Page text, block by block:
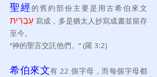
聖經 的舊約部份主要是用古希伯來文
עִבְרִית 寫成， 多是猶太人抄寫成書並留存
至今。
“神的聖言交託他們。” (羅 3:2)
希伯來文有 22 個字母，而每個字母都